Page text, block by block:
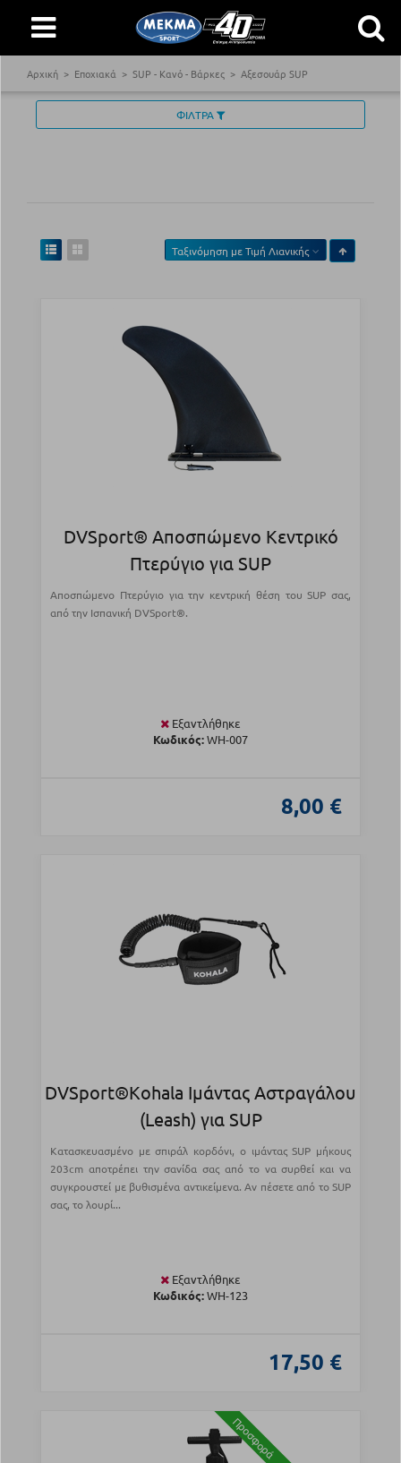
Αρχική Εποχιακά SUP - Κανό - Βάρκες Αξεσουάρ SUP
ΦΙΛΤΡΑ
Ταξινόμηση μεΤιμή Λιανικής
DVSport® Αποσπώμενο Κεντρικό
Πτερύγιο για SUP
Αποσπώμενο Πτερύγιο για την κεντρική θέση του SUP σας,
από την Ισπανική DVSport®.
Εξαντλήθηκε
Κωδικός:WH-007
8,00 €
DVSport®Kohala Ιμάντας Αστραγάλου
(Leash) για SUP
Κατασκευασμένο με σπιράλ κορδόνι, ο ιμάντας SUP μήκους
203cm αποτρέπει την σανίδα σας από το να συρθεί και να
συγκρουστεί με βυθισμένα αντικείμενα. Αν πέσετε από το SUP
σας, το λουρί...
Εξαντλήθηκε
Κωδικός:WH-123
17,50 €
Προσφορά